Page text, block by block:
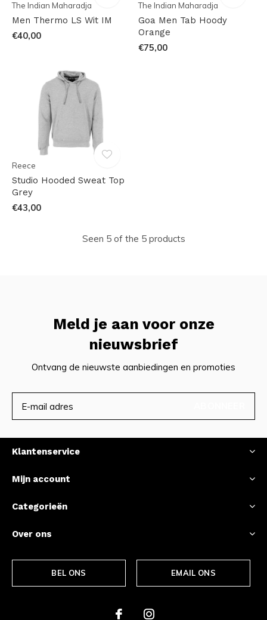
The Indian Maharadja
Men Thermo LS Wit IM
€40,00
The Indian Maharadja
Goa Men Tab Hoody
Orange
€75,00
Reece
Studio Hooded Sweat Top
Grey
€43,00
Seen 5 of the 5 products
Meld je aan voor onze
nieuwsbrief
Ontvang de nieuwste aanbiedingen en promoties
Klantenservice
Mijn account
Categorieën
Over ons
BEL ONS EMAIL ONS